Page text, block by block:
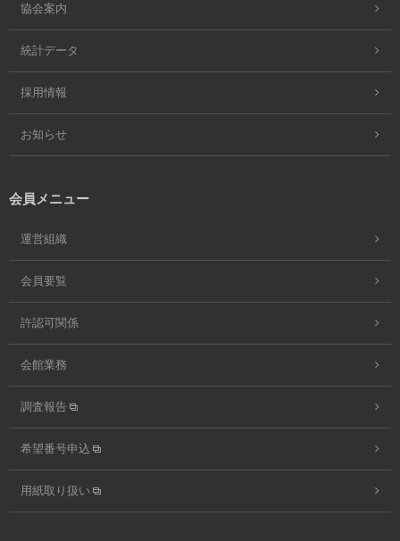
協会案内
統計データ
採用情報
お知らせ
会員メニュー
運営組織
会員要覧
許認可関係
会館業務
調査報告
希望番号申込
用紙取り扱い